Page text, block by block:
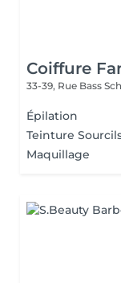
Coiffure
33-39, Rue Bass
Épilation
Teinture
Maquillage